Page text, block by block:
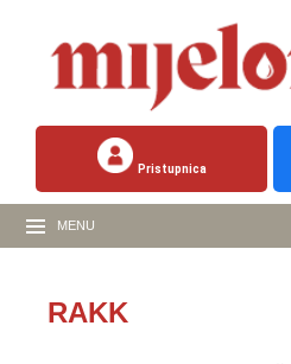
Pristupnica
MENU
RAKK